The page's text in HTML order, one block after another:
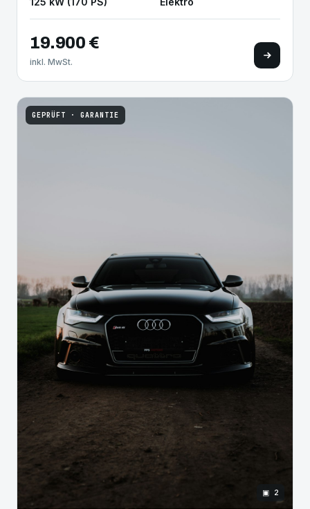
19.900 €
inkl. MwSt.
GEPRÜFT · GARANTIE
▣ 2